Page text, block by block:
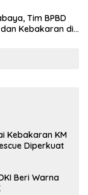
Tim BPBD
Kebakaran di
Kebakaran KM
Diperkuat
Beri Warna